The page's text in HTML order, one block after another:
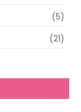
(5)
(21)